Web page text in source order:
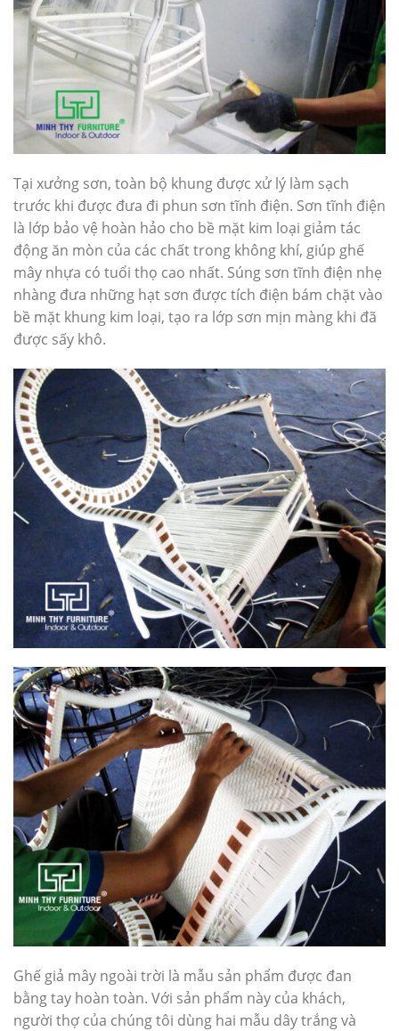
Tại xưởng sơn, toàn bộ khung được xử lý làm sạch
trước khi được đưa đi phun sơn tĩnh điện. Sơn tĩnh điện
là lớp bảo vệ hoàn hảo cho bề mặt kim loại giảm tác
động ăn mòn của các chất trong không khí, giúp ghế
mây nhựa có tuổi thọ cao nhất. Súng sơn tĩnh điện nhẹ
nhàng đưa những hạt sơn được tích điện bám chặt vào
bề mặt khung kim loại, tạo ra lớp sơn mịn màng khi đã
được sấy khô.
Ghế giả mây ngoài trời là mẫu sản phẩm được đan
bằng tay hoàn toàn. Với sản phẩm này của khách,
người thợ của chúng tôi dùng hai mẫu dây trắng và